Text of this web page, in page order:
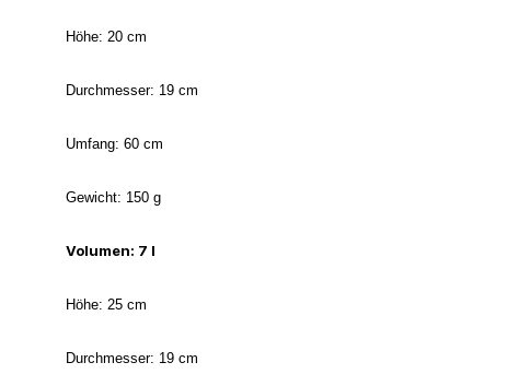
Höhe: 20 cm
Durchmesser: 19 cm
Umfang: 60 cm
Gewicht: 150 g
Volumen: 7 l
Höhe: 25 cm
Durchmesser: 19 cm